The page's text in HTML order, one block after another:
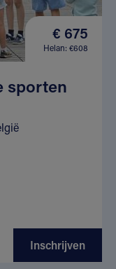
€ 675
Helan: €608
sporten
Inschrijven